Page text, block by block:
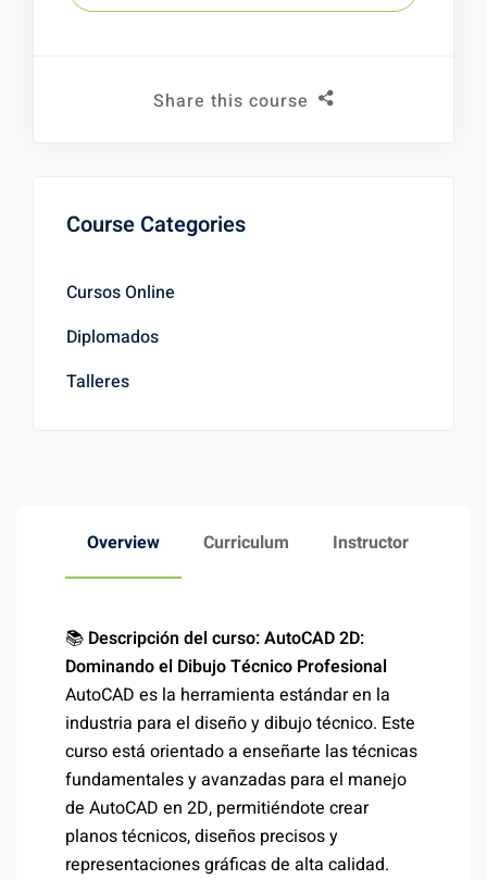
Overview Curriculum Instructor
📚 Descripción del curso: AutoCAD 2D:
Dominando el Dibujo Técnico Profesional
AutoCAD es la herramienta estándar en la
industria para el diseño y dibujo técnico. Este
curso está orientado a enseñarte las técnicas
fundamentales y avanzadas para el manejo
de AutoCAD en 2D, permitiéndote crear
planos técnicos, diseños precisos y
representaciones gráficas de alta calidad.
Share this course
Course Categories
Cursos Online
Diplomados
Talleres